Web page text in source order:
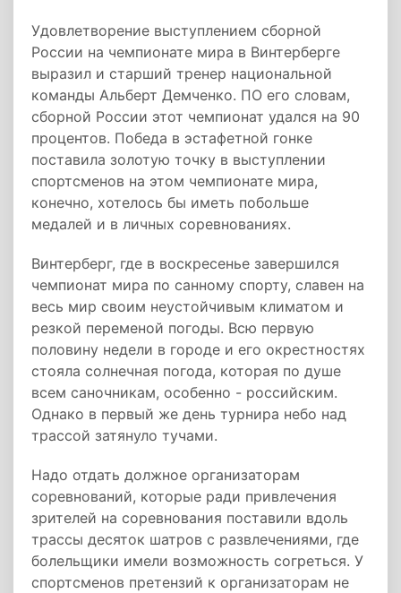
Удовлетворение выступлением сборной
России на чемпионате мира в Винтерберге
выразил и старший тренер национальной
команды Альберт Демченко. ПО его словам,
сборной России этот чемпионат удался на 90
процентов. Победа в эстафетной гонке
поставила золотую точку в выступлении
спортсменов на этом чемпионате мира,
конечно, хотелось бы иметь побольше
медалей и в личных соревнованиях.
Винтерберг, где в воскресенье завершился
чемпионат мира по санному спорту, славен на
весь мир своим неустойчивым климатом и
резкой переменой погоды. Всю первую
половину недели в городе и его окрестностях
стояла солнечная погода, которая по душе
всем саночникам, особенно - российским.
Однако в первый же день турнира небо над
трассой затянуло тучами.
Надо отдать должное организаторам
соревнований, которые ради привлечения
зрителей на соревнования поставили вдоль
трассы десяток шатров с развлечениями, где
болельщики имели возможность согреться. У
спортсменов претензий к организаторам не